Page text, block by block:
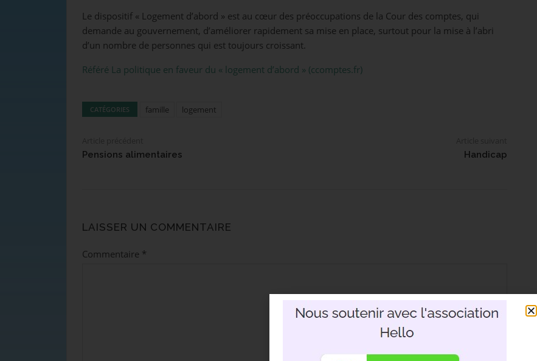
Le dispositif « Logement d’abord » est au cœur des préoccupations de la Cour des comptes, qui
demande au gouvernement, d’améliorer rapidement sa mise en place, surtout pour la mise à l’abri
d’un nombre de personnes qui est toujours croissant.
Référé La politique en faveur du « logement d’abord » (ccomptes.fr)
CATÉGORIES famille logement
Pensions alimentaires
Handicap
LAISSER UN COMMENTAIRE
Commentaire *